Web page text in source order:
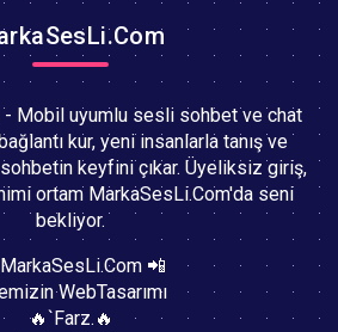
- Mobil uyumlu sesli sohbet ve chat
kur, yeni insanlarla tanış ve
keyfini çıkar. Üyeliksiz giriş,
ortam MarkaSesLi.Com'da seni
bekliyor.
📲
WebTasarımı
🔥`Farz.🔥